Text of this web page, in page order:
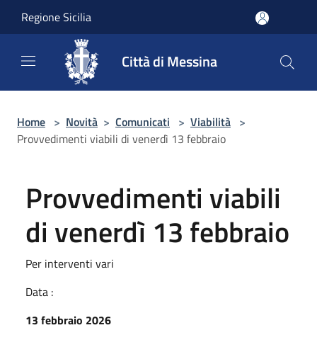
Regione Sicilia
Città di Messina
Home > Novità > Comunicati > Viabilità >
Provvedimenti viabili di venerdì 13 febbraio
Provvedimenti viabili
di venerdì 13 febbraio
Per interventi vari
Data :
13 febbraio 2026